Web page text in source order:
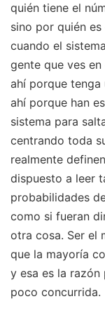
quién tiene el
sino por quién
cuando el
gente que ves
ahí porque tenga
ahí porque han
sistema para
centrando toda
realmente
dispuesto a leer
probabilidades
como si fueran
otra cosa. Ser el
que la mayoría
y esa es la
poco concurrida.